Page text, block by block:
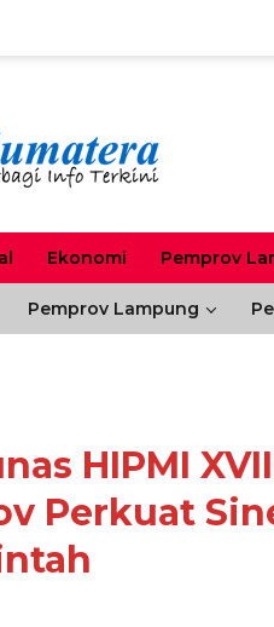
Ekonomi Pemprov
Pemprov Lampung
HIPMI
Perkuat